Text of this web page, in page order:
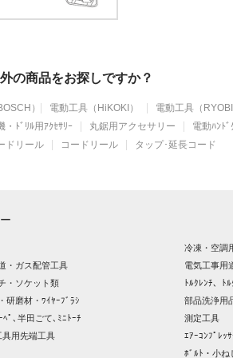
の商品をお探しですか？
） 電動工具（HiKOKI）
電動工具（
・ﾄﾞﾘﾙ用ｱｸｾｻﾘｰ
丸鋸用アクセサリー
電動ﾊﾝﾄﾞ
ドリール
コードリール タップ･延長コード
冷凍・空調
・ガス配管工具
電気工事用
・ソケット類
ﾄﾙｸﾚﾝﾁ、ﾄ
研磨材・ﾜｲﾔｰﾌﾞﾗｼ
部品洗浄用
ﾍﾟ､半田ごて､ﾐﾆﾄｰﾁ
測定工具
具用先端工具
ｴｱｰｺﾝﾌﾟﾚｯ
ﾎﾞﾙﾄ・小ね